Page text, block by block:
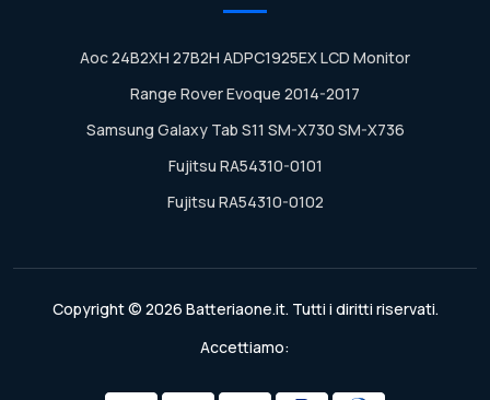
Aoc 24B2XH 27B2H ADPC1925EX LCD Monitor
Range Rover Evoque 2014-2017
Samsung Galaxy Tab S11 SM-X730 SM-X736
Fujitsu RA54310-0101
Fujitsu RA54310-0102
Copyright © 2026 Batteriaone.it. Tutti i diritti riservati.
Accettiamo: